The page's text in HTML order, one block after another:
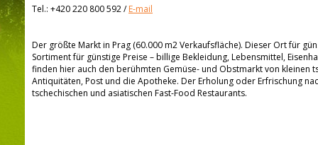
Tel.: +420 220 800 592/E-mail
Der größte Markt in Prag (60.000 m2 Verkaufsfläche). Dieser Ort für
Sortiment für günstige Preise – billige Bekleidung, Lebensmittel,
finden hier auch den berühmten Gemüse- und Obstmarkt von kleinen
Antiquitäten, Post und die Apotheke. Der Erholung oder Erfrischung
tschechischen und asiatischen Fast-Food Restaurants.